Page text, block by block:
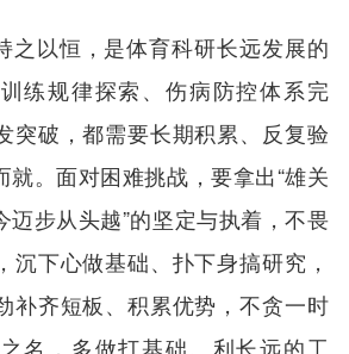
之以恒，是体育科研长远发展的
练规律探索、伤病防控体系完
突破，都需要长期积累、反复验
就。面对困难挑战，要拿出“雄关
迈步从头越”的坚定与执着，不畏
沉下心做基础、扑下身搞研究，
补齐短板、积累优势，不贪一时
名，多做打基础、利长远的工